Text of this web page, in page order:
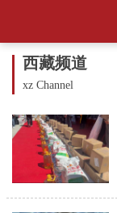
西藏频道
xz Channel